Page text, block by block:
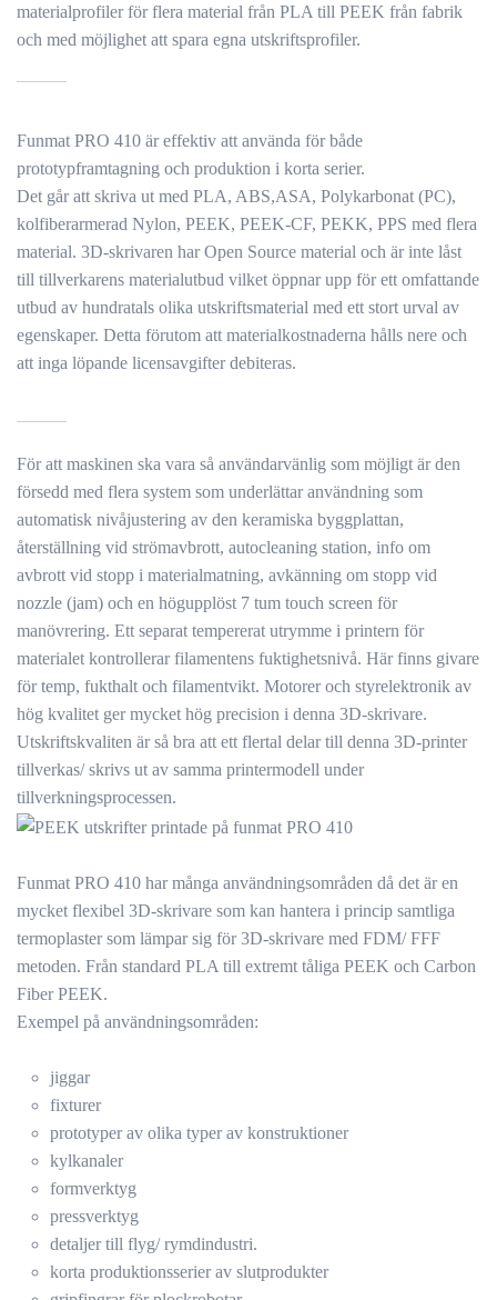
materialprofiler för flera material från PLA till PEEK från fabrik
och med möjlighet att spara egna utskriftsprofiler.
Funmat PRO 410 är effektiv att använda för både
prototypframtagning och produktion i korta serier.
Det går att skriva ut med PLA, ABS,ASA, Polykarbonat (PC),
kolfiberarmerad Nylon, PEEK, PEEK-CF, PEKK, PPS med flera
material. 3D-skrivaren har Open Source material och är inte låst
till tillverkarens materialutbud vilket öppnar upp för ett omfattande
utbud av hundratals olika utskriftsmaterial med ett stort urval av
egenskaper. Detta förutom att materialkostnaderna hålls nere och
att inga löpande licensavgifter debiteras.
För att maskinen ska vara så användarvänlig som möjligt är den
försedd med flera system som underlättar användning som
automatisk nivåjustering av den keramiska byggplattan,
återställning vid strömavbrott, autocleaning station, info om
avbrott vid stopp i materialmatning, avkänning om stopp vid
nozzle (jam) och en högupplöst 7 tum touch screen för
manövrering. Ett separat tempererat utrymme i printern för
materialet kontrollerar filamentens fuktighetsnivå. Här finns givare
för temp, fukthalt och filamentvikt. Motorer och styrelektronik av
hög kvalitet ger mycket hög precision i denna 3D-skrivare.
Utskriftskvaliten är så bra att ett flertal delar till denna 3D-printer
tillverkas/ skrivs ut av samma printermodell under
tillverkningsprocessen.
Funmat PRO 410 har många användningsområden då det är en
mycket flexibel 3D-skrivare som kan hantera i princip samtliga
termoplaster som lämpar sig för 3D-skrivare med FDM/ FFF
metoden. Från standard PLA till extremt tåliga PEEK och Carbon
Fiber PEEK.
Exempel på användningsområden:
jiggar
fixturer
prototyper av olika typer av konstruktioner
kylkanaler
formverktyg
pressverktyg
detaljer till flyg/ rymdindustri.
korta produktionsserier av slutprodukter